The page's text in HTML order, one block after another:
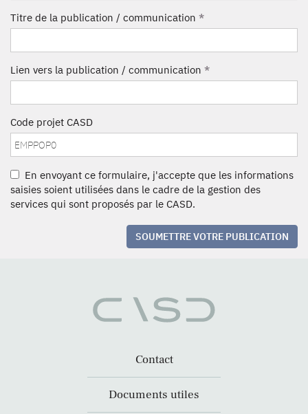
Titre de la publication / communication *
Lien vers la publication / communication *
Code projet CASD
En envoyant ce formulaire, j'accepte que les informations
saisies soient utilisées dans le cadre de la gestion des
services qui sont proposés par le CASD.
SOUMETTRE VOTRE PUBLICATION
Contact
Documents utiles